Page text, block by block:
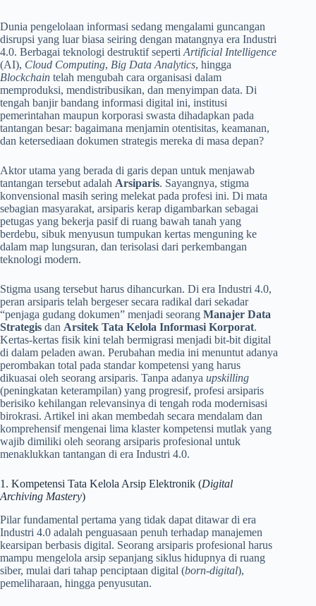
Dunia pengelolaan informasi sedang mengalami guncangan
disrupsi yang luar biasa seiring dengan matangnya era Industri
4.0. Berbagai teknologi destruktif seperti Artificial Intelligence
(AI), Cloud Computing, Big Data Analytics, hingga
Blockchain telah mengubah cara organisasi dalam
memproduksi, mendistribusikan, dan menyimpan data. Di
tengah banjir bandang informasi digital ini, institusi
pemerintahan maupun korporasi swasta dihadapkan pada
tantangan besar: bagaimana menjamin otentisitas, keamanan,
dan ketersediaan dokumen strategis mereka di masa depan?
Aktor utama yang berada di garis depan untuk menjawab
tantangan tersebut adalah Arsiparis. Sayangnya, stigma
konvensional masih sering melekat pada profesi ini. Di mata
sebagian masyarakat, arsiparis kerap digambarkan sebagai
petugas yang bekerja pasif di ruang bawah tanah yang
berdebu, sibuk menyusun tumpukan kertas menguning ke
dalam map lungsuran, dan terisolasi dari perkembangan
teknologi modern.
Stigma usang tersebut harus dihancurkan. Di era Industri 4.0,
peran arsiparis telah bergeser secara radikal dari sekadar
“penjaga gudang dokumen” menjadi seorang Manajer Data
Strategis dan Arsitek Tata Kelola Informasi Korporat.
Kertas-kertas fisik kini telah bermigrasi menjadi bit-bit digital
di dalam peladen awan. Perubahan media ini menuntut adanya
perombakan total pada standar kompetensi yang harus
dikuasai oleh seorang arsiparis. Tanpa adanya upskilling
(peningkatan keterampilan) yang progresif, profesi arsiparis
berisiko kehilangan relevansinya di tengah roda modernisasi
birokrasi. Artikel ini akan membedah secara mendalam dan
komprehensif mengenai lima klaster kompetensi mutlak yang
wajib dimiliki oleh seorang arsiparis profesional untuk
menaklukkan tantangan di era Industri 4.0.
1. Kompetensi Tata Kelola Arsip Elektronik (Digital
Archiving Mastery)
Pilar fundamental pertama yang tidak dapat ditawar di era
Industri 4.0 adalah penguasaan penuh terhadap manajemen
kearsipan berbasis digital. Seorang arsiparis profesional harus
mampu mengelola arsip sepanjang siklus hidupnya di ruang
siber, mulai dari tahap penciptaan digital (born-digital),
pemeliharaan, hingga penyusutan.